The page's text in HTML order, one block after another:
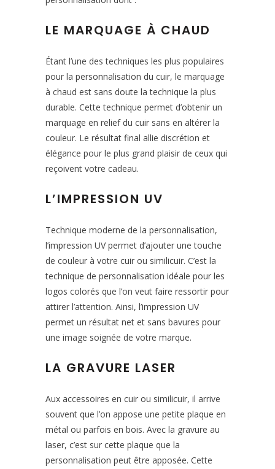
LE MARQUAGE À CHAUD
Étant l’une des techniques les plus populaires
pour la personnalisation du cuir, le marquage
à chaud est sans doute la technique la plus
durable. Cette technique permet d’obtenir un
marquage en relief du cuir sans en altérer la
couleur. Le résultat final allie discrétion et
élégance pour le plus grand plaisir de ceux qui
reçoivent votre cadeau.
L’IMPRESSION UV
Technique moderne de la personnalisation,
l’impression UV permet d’ajouter une touche
de couleur à votre cuir ou similicuir. C’est la
technique de personnalisation idéale pour les
logos colorés que l’on veut faire ressortir pour
attirer l’attention. Ainsi, l’impression UV
permet un résultat net et sans bavures pour
une image soignée de votre marque.
LA GRAVURE LASER
Aux accessoires en cuir ou similicuir, il arrive
souvent que l’on appose une petite plaque en
métal ou parfois en bois. Avec la gravure au
laser, c’est sur cette plaque que la
personnalisation peut être apposée. Cette